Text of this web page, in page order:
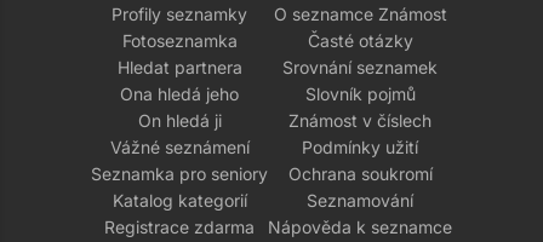
Profily seznamky
Fotoseznamka
Hledat partnera
Ona hledá jeho
On hledá ji
Vážné seznámení
Seznamka pro seniory
Katalog kategorií
Registrace zdarma
O seznamce Známost
Časté otázky
Srovnání seznamek
Slovník pojmů
Známost v číslech
Podmínky užití
Ochrana soukromí
Seznamování
Nápověda k seznamce